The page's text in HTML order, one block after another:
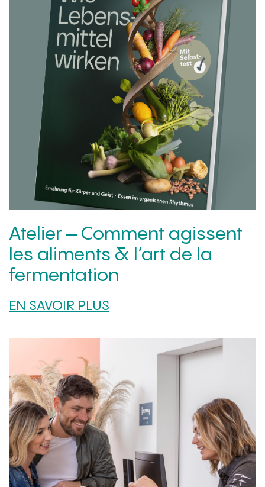
Atelier – Comment agissent
les aliments & l’art de la
fermentation
EN SAVOIR PLUS